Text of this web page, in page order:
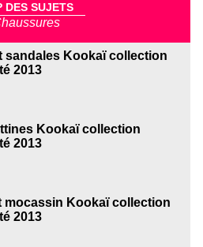
DES SUJETS
sandales Kookaï collection
2013
Kookaï collection
2013
mocassin Kookaï collection
2013